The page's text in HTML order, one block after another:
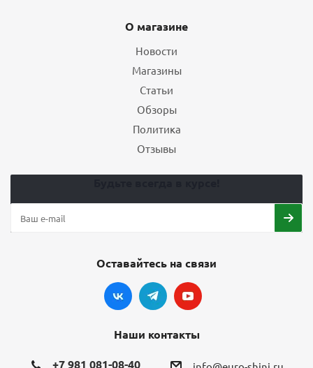
О магазине
Новости
Магазины
Статьи
Обзоры
Политика
Отзывы
Оставайтесь на связи
Наши контакты
+7 981 081-08-40